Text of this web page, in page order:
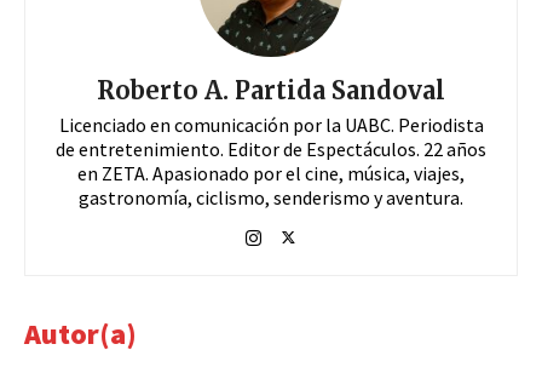
Roberto A. Partida Sandoval
Licenciado en comunicación por la UABC. Periodista
de entretenimiento. Editor de Espectáculos. 22 años
en ZETA. Apasionado por el cine, música, viajes,
gastronomía, ciclismo, senderismo y aventura.
Autor(a)